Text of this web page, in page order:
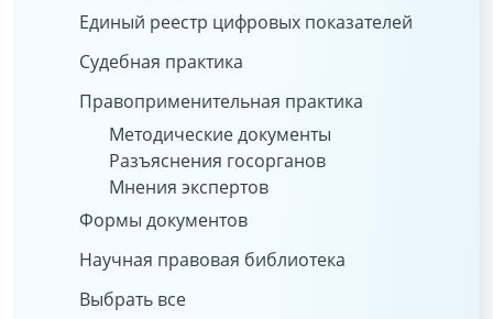
Единый реестр цифровых показателей
Судебная практика
Правоприменительная практика
Методические документы
Разъяснения госорганов
Мнения экспертов
Формы документов
Научная правовая библиотека
Выбрать все